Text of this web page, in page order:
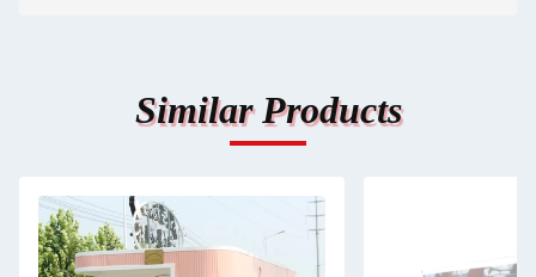
Similar Products